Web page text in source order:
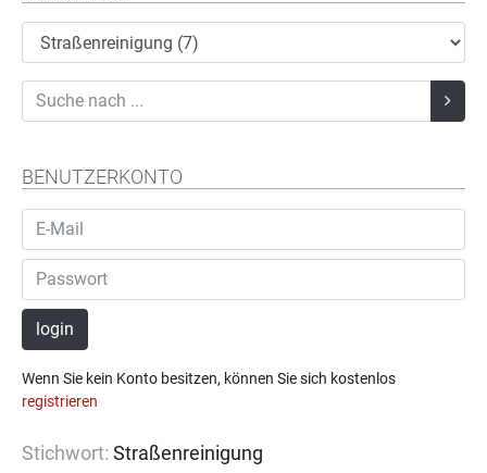
BENUTZERKONTO
login
Wenn Sie kein Konto besitzen, können Sie sich kostenlos
registrieren
Stichwort: Straßenreinigung